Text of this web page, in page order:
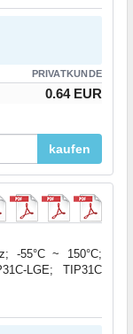
PRIVATKUNDE
0.64 EUR
kaufen
-55°C ~ 150°C;
LGE; TIP31C